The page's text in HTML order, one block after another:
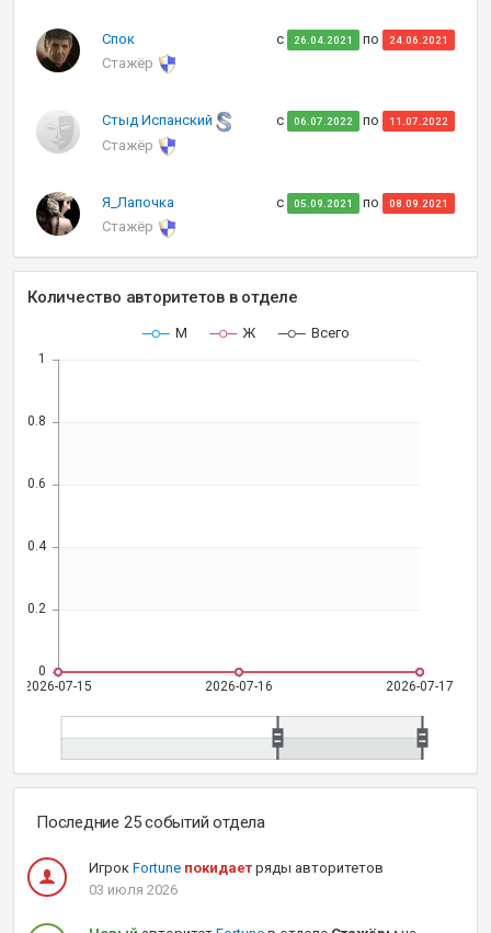
Спок
Стажёр
с 26.04.2021 по 24.06.2021
Стыд Испанский
Стажёр
с 06.07.2022 по 11.07.2022
Я_Лапочка
Стажёр
с 05.09.2021 по 08.09.2021
Количество авторитетов в отделе
Последние 25 событий отдела
Игрок Fortune покидает ряды авторитетов
03 июля 2026